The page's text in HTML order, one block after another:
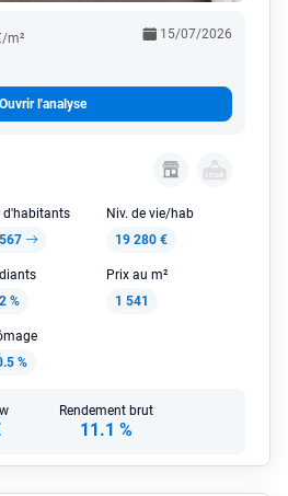
m² 15/07/2026
Ouvrir l'analyse
d'habitants
Niv. de vie/hab
19 280 €
%
Prix au m²
1 541
%
Rendement brut
11.1 %